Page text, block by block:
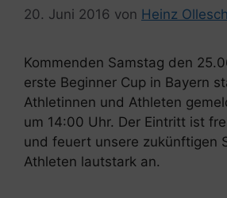
20. Juni 2016 von Heinz Ollesch
Kommenden Samstag den
erste Beginner Cup in Bayern
Athletinnen und Athleten
um 14:00 Uhr. Der Eintritt ist
und feuert unsere zukünftigen
Athleten lautstark an.